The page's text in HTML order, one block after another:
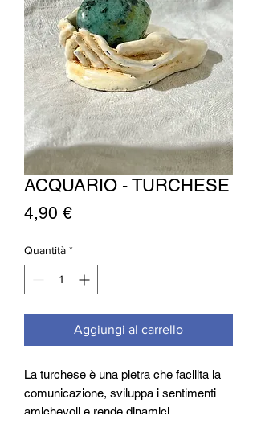
ACQUARIO - TURCHESE
4,90 €Prezzo
Quantità *
Aggiungi al carrello
La turchese è una pietra che facilita la
comunicazione, sviluppa i sentimenti
amichevoli e rende dinamici.